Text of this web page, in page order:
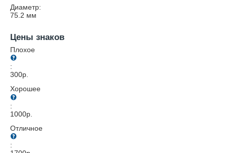
Диаметр:
75.2 мм
Цены знаков
Плохое
:
300р.
Хорошее
:
1000р.
Отличное
: